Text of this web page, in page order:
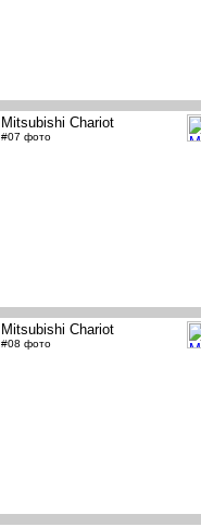
Mitsubishi Chariot
#07 фото
Mitsubishi Chariot
#08 фото